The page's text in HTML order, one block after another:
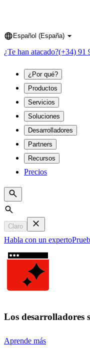
Language
Español (España)
¿Te han atacado?(+34) 91
¿Por qué?
Productos
Servicios
Soluciones
Desarrolladores
Partners
Recursos
Precios
Search
Claro
Habla con un experto
Los desarrolladores
Aprende más